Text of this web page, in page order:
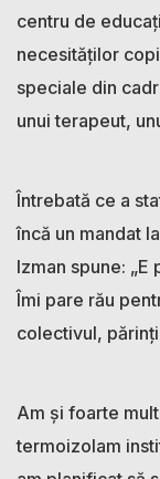
centru de
necesităților
speciale din
unui terapeut,
Întrebată ce a
încă un mandat
Izman spune: „E
Îmi pare rău
colectivul,
Am și foarte
termoizolam